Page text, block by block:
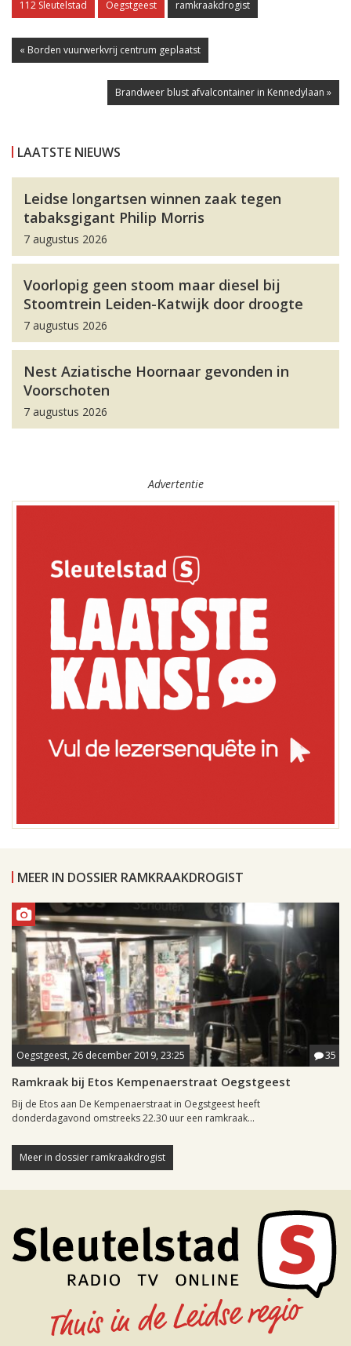
112 Sleutelstad Oegstgeest ramkraakdrogist
« Borden vuurwerkvrij centrum geplaatst
Brandweer blust afvalcontainer in Kennedylaan »
LAATSTE NIEUWS
Leidse longartsen winnen zaak tegen
tabaksgigant Philip Morris
7 augustus 2026
Voorlopig geen stoom maar diesel bij
Stoomtrein Leiden-Katwijk door droogte
7 augustus 2026
Nest Aziatische Hoornaar gevonden in
Voorschoten
7 augustus 2026
Advertentie
MEER IN DOSSIER RAMKRAAKDROGIST
Oegstgeest, 26 december 2019, 23:25 35
Ramkraak bij Etos Kempenaerstraat Oegstgeest
Bij de Etos aan De Kempenaerstraat in Oegstgeest heeft
donderdagavond omstreeks 22.30 uur een ramkraak...
Meer in dossier ramkraakdrogist